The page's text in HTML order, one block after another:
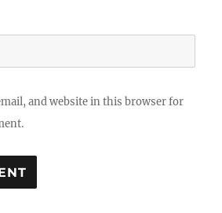
and website in this browser for